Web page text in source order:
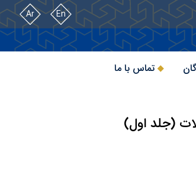
En
Ar
تماس با ما
(جلد اول)